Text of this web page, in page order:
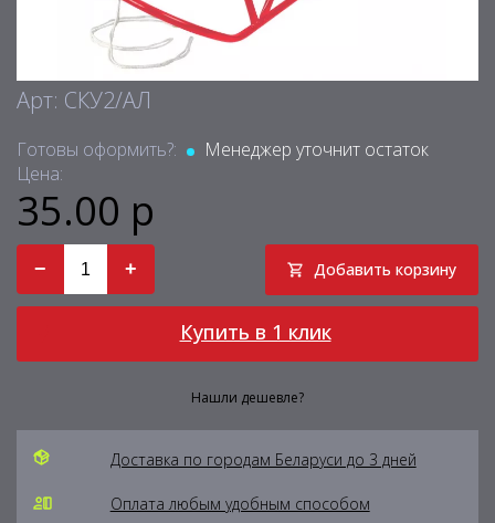
Арт: СКУ2/АЛ
Готовы оформить?:
Менеджер уточнит остаток
Цена:
35.00 р
− + Добавить корзину
Купить в 1 клик
Нашли дешевле?
Доставка по городам Беларуси до 3 дней
Оплата любым удобным способом